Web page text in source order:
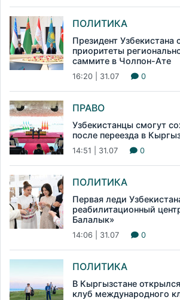
ПОЛИТИКА
Президент Узбекистана
приоритеты
саммите в Чолпон-Ате
16:20 | 31.07 0
ПРАВО
Узбекистанцы смогут
после переезда в
14:51 | 31.07 0
ПОЛИТИКА
Первая леди
реабилитационный
Балалык»
14:06 | 31.07 0
ПОЛИТИКА
В Кыргызстане
клуб международного